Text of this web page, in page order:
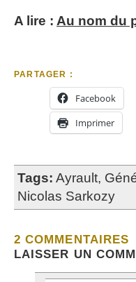
A lire : Au nom du
PARTAGER :
Facebook
Imprimer
Tags: Ayrault,
Nicolas Sarkozy
2 COMMENTAIRES
LAISSER UN